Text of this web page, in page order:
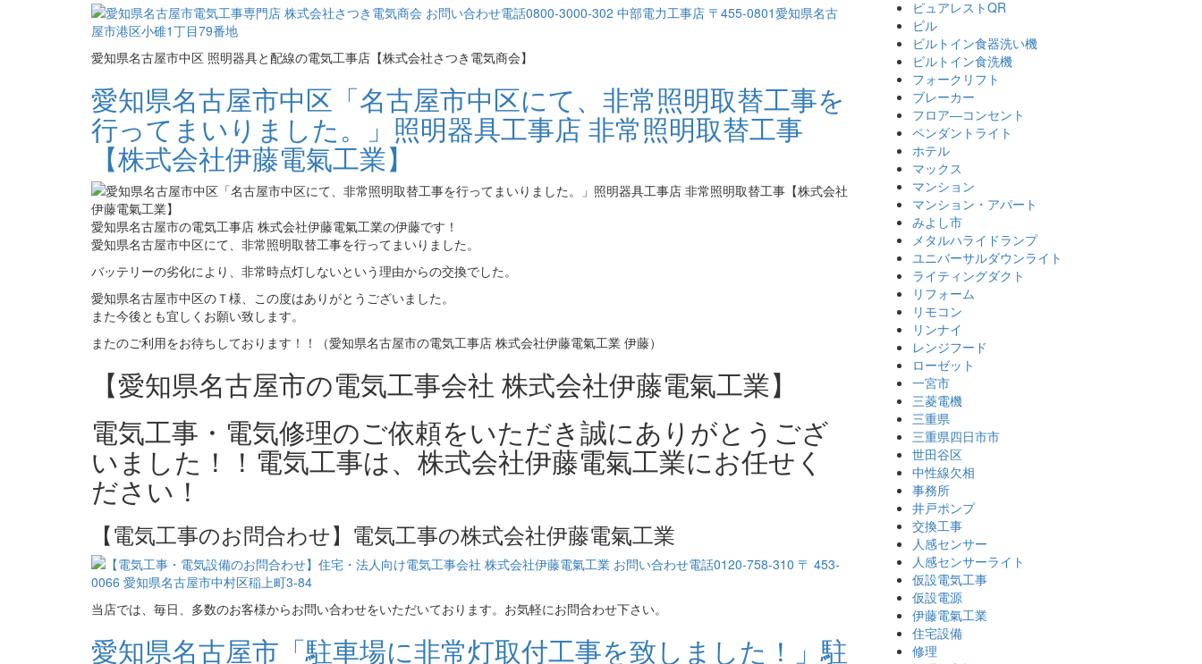
愛知県名古屋市中区 照明器具と配線の電気工事店【株式会社さつき電気商会】
愛知県名古屋市中区「名古屋市中区にて、非常照明取替工事を
行ってまいりました。」照明器具工事店 非常照明取替工事
【株式会社伊藤電氣工業】
愛知県名古屋市の電気工事店 株式会社伊藤電氣工業の伊藤です！
愛知県名古屋市中区にて、非常照明取替工事を行ってまいりました。
バッテリーの劣化により、非常時点灯しないという理由からの交換でした。
愛知県名古屋市中区のＴ様、この度はありがとうございました。
また今後とも宜しくお願い致します。
またのご利用をお待ちしております！！（愛知県名古屋市の電気工事店 株式会社伊藤電氣工業 伊藤）
【愛知県名古屋市の電気工事会社 株式会社伊藤電氣工業】
電気工事・電気修理のご依頼をいただき誠にありがとうござ
いました！！電気工事は、株式会社伊藤電氣工業にお任せく
ださい！
【電気工事のお問合わせ】電気工事の株式会社伊藤電氣工業
当店では、毎日、多数のお客様からお問い合わせをいただいております。お気軽にお問合わせ下さい。
愛知県名古屋市「駐車場に非常灯取付工事を致しました！」駐
ピュアレストQR
ビル
ビルトイン食器洗い機
ビルトイン食洗機
フォークリフト
ブレーカー
フロア―コンセント
ペンダントライト
ホテル
マックス
マンション
マンション・アパート
みよし市
メタルハライドランプ
ユニバーサルダウンライト
ライティングダクト
リフォーム
リモコン
リンナイ
レンジフード
ローゼット
一宮市
三菱電機
三重県
三重県四日市市
世田谷区
中性線欠相
事務所
井戸ポンプ
交換工事
人感センサー
人感センサーライト
仮設電気工事
仮設電源
伊藤電氣工業
住宅設備
修理